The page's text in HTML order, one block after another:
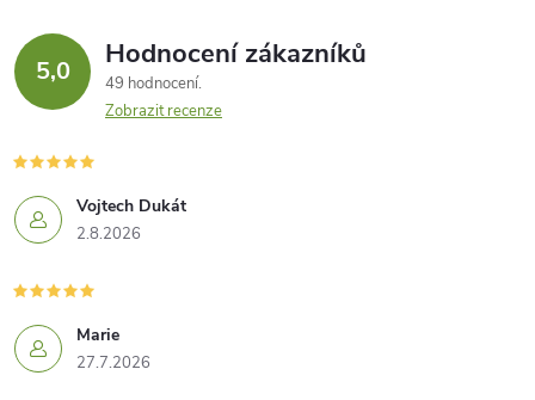
5,0 Hodnocení zákazníků
49 hodnocení
Zobrazit recenze
Vojtech Dukát
2.8.2026
Marie
27.7.2026